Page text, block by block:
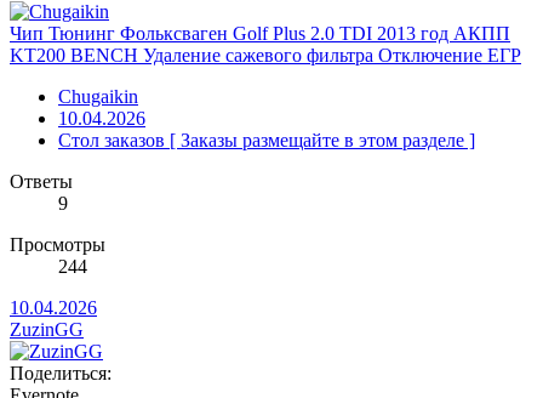
Чип Тюнинг Фольксваген Golf Plus 2.0 TDI 2013 год АКПП
KT200 BENCH Удаление сажевого фильтра Отключение ЕГР
Chugaikin
10.04.2026
Стол заказов [ Заказы размещайте в этом разделе ]
Ответы
9
Просмотры
244
10.04.2026
ZuzinGG
Поделиться: